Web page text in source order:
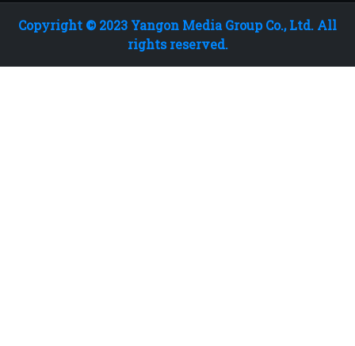
Copyright © 2023 Yangon Media Group Co., Ltd. All
rights reserved.